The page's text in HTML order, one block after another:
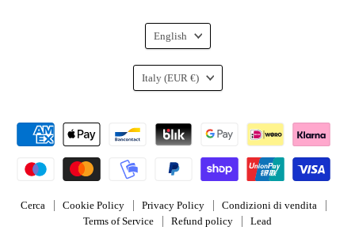
Cerca Cookie Policy Privacy Policy
Condizioni di vendita
Terms of Service
Refund policy
Lead
Language
English
Country
Italy (EUR €)